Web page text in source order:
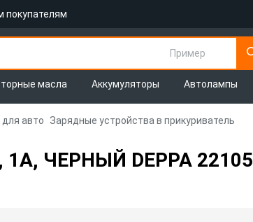
покупателям
Пример
масла Аккумуляторы Автолампы
для авто Зарядные устройства в прикуриватель
ЧЕРНЫЙ DEPPA 22105